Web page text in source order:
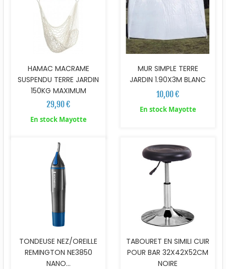
HAMAC MACRAME
SUSPENDU TERRE JARDIN
150KG MAXIMUM
29,90 €
En stock Mayotte
MUR SIMPLE TERRE
JARDIN 1.90X3M BLANC
10,00 €
En stock Mayotte
TONDEUSE NEZ/OREILLE
REMINGTON NE3850
NANO...
TABOURET EN SIMILI CUIR
POUR BAR 32X42X52CM
NOIRE